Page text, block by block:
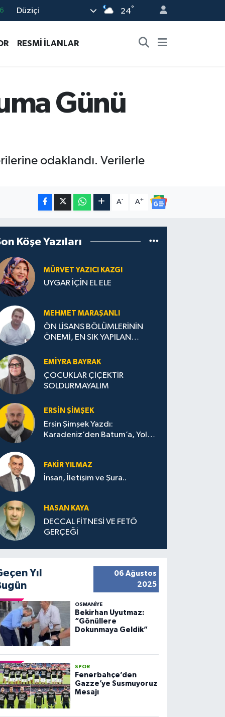
Düziçi 24°
RESMİ İLANLAR
Günü
odaklandı. Verilerle
A- A+
Köşe Yazıları
MÜRVET YAZICI KAZGI
UYGAR İÇİN EL ELE
MEHMET MARAŞANLI
ÖN LİSANS BÖLÜMLERİNİN
ÖNEMİ, EN SIK YAPILAN
STRATEJİLERİ
EMIYRA BAYRAK
ÇOCUKLAR ÇİÇEKTİR
SOLDURMAYALIM
ERSIN ŞIMŞEK
Ersin Şimşek Yazdı:
Karadeniz’den Batum’a, Yolun
FAKIR YILMAZ
İnsan, İletişim ve Şura..
HASAN KAYA
DECCAL FİTNESİ VE FETÖ
GERÇEĞİ
Yıl
06 Ağustos
2025
OSMANIYE
Bekirhan Uyutmaz:
“Gönüllere
Dokunmaya Geldik”
SPOR
Fenerbahçe’den
Gazze’ye Susmuyoruz
Mesajı